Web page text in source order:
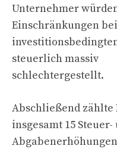
Unternehmer
Einschränkungen
steuerlich massiv
schlechtergestellt.
Abschließend zählte
insgesamt 15 Steuer-